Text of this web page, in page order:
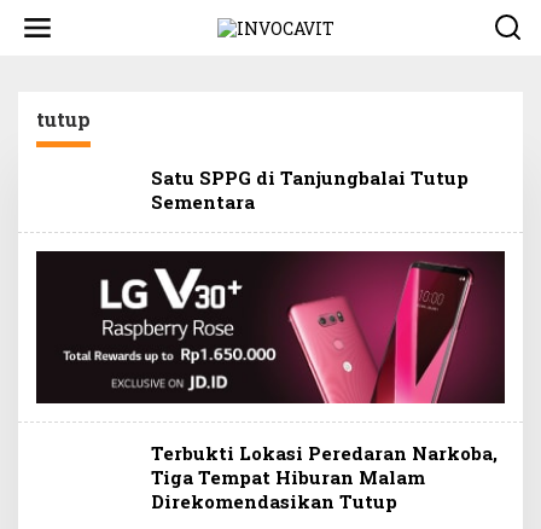
tutup
Satu SPPG di Tanjungbalai Tutup
Sementara
Terbukti Lokasi Peredaran Narkoba,
Tiga Tempat Hiburan Malam
Direkomendasikan Tutup